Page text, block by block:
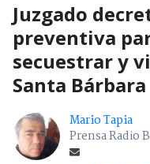
Juzgado
preventiva
secuestrar y
Santa Bárbara
Mario Tapia
Prensa Radio